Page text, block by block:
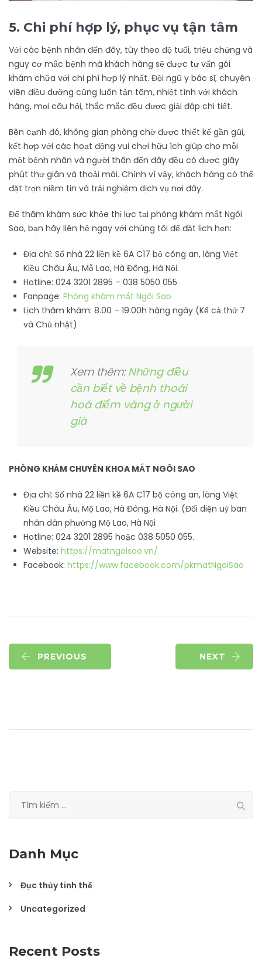
5. Chi phí hợp lý, phục vụ tận tâm
Với các bệnh nhân đến đây, tùy theo độ tuổi, triệu chứng và
nguy cơ mắc bệnh mà khách hàng sẽ được tư vấn gói
khám chữa với chi phí hợp lý nhất. Đội ngũ y bác sĩ, chuyên
viên điều dưỡng cũng luôn tận tâm, nhiệt tình với khách
hàng, mọi câu hỏi, thắc mắc đều được giải đáp chi tiết.
Bên cạnh đó, không gian phòng chờ được thiết kế gần gũi,
kết hợp với các hoạt động vui chơi hữu ích giúp cho mỗi
một bệnh nhân và người thân đến đây đều có được giây
phút thư giãn và thoải mái. Chính vì vậy, khách hàng có thể
đặt trọn niềm tin và trải nghiệm dịch vụ nơi đây.
Để thăm khám sức khỏe thị lực tại phòng khám mắt Ngôi
Sao, bạn hãy liên hệ ngay với chúng tôi để đặt lịch hẹn:
Địa chỉ: Số nhà 22 liền kề 6A C17 bộ công an, làng Việt
Kiều Châu Âu, Mỗ Lao, Hà Đông, Hà Nội.
Hotline: 024 3201 2895 – 038 5050 055
Fanpage: Phòng khám mắt Ngôi Sao
Lịch thăm khám: 8.00 – 19.00h hàng ngày (Kể cả thứ 7
và Chủ nhật)
Xem thêm:Những điều
cần biết về bệnh thoái
hoá điểm vàng ở người
già
PHÒNG KHÁM CHUYÊN KHOA MẮT NGÔI SAO
Địa chỉ: Số nhà 22 liền kề 6A C17 bộ công an, làng Việt
Kiều Châu Âu, Mộ Lao, Hà Đông, Hà Nội. (Đối diện uỷ ban
nhân dân phường Mộ Lao, Hà Nội
Hotline: 024 3201 2895 hoặc 038 5050 055.
Website: https://matngoisao.vn/
Facebook: https://www.facebook.com/pkmatNgoiSao
PREVIOUS NEXT
kiếm
Danh Mục
Đục thủy tinh thể
Uncategorized
Recent Posts